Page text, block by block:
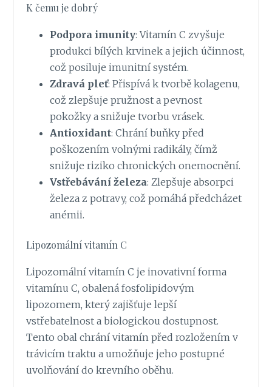
K čemu je dobrý
Podpora imunity: Vitamín C zvyšuje
produkci bílých krvinek a jejich účinnost,
což posiluje imunitní systém.
Zdravá pleť: Přispívá k tvorbě kolagenu,
což zlepšuje pružnost a pevnost
pokožky a snižuje tvorbu vrásek.
Antioxidant: Chrání buňky před
poškozením volnými radikály, čímž
snižuje riziko chronických onemocnění.
Vstřebávání železa: Zlepšuje absorpci
železa z potravy, což pomáhá předcházet
anémii.
Lipozomální vitamín C
Lipozomální vitamín C je inovativní forma
vitamínu C, obalená fosfolipidovým
lipozomem, který zajišťuje lepší
vstřebatelnost a biologickou dostupnost.
Tento obal chrání vitamín před rozložením v
trávicím traktu a umožňuje jeho postupné
uvolňování do krevního oběhu.